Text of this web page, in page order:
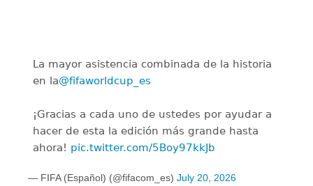
La mayor asistencia combinada de la historia
en la@fifaworldcup_es
¡Gracias a cada uno de ustedes por ayudar a
hacer de esta la edición más grande hasta
ahora! pic.twitter.com/5Boy97kkJb
— FIFA (Español) (@fifacom_es) July 20, 2026